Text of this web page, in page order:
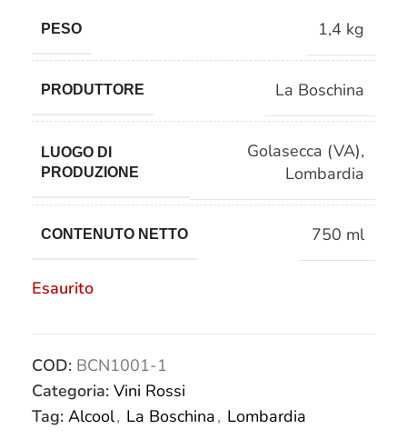
PESO 1,4 kg
PRODUTTORE La Boschina
LUOGO DI
PRODUZIONE
Golasecca (VA),
Lombardia
CONTENUTO NETTO 750 ml
Esaurito
COD: BCN1001-1
Categoria: Vini Rossi
Tag: Alcool, La Boschina, Lombardia